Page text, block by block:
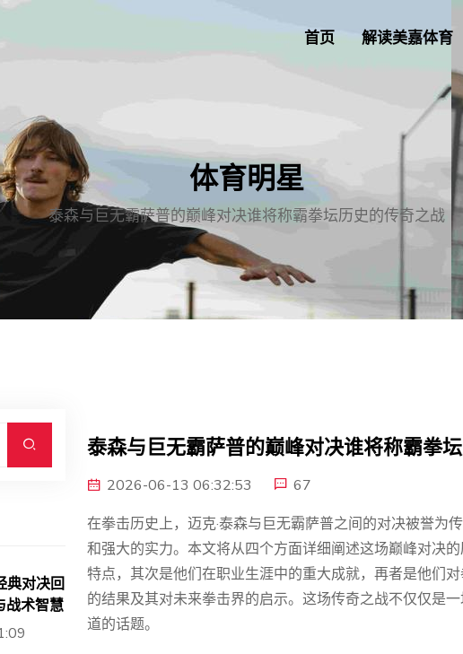
首页 解读美嘉体育
体育明星
泰森与巨无霸萨普的巅峰对决谁将称霸拳坛历史的传奇之战
典对决回
战术智慧
泰森与巨无霸萨普的巅峰对决谁将称霸拳
2026-06-13 06:32:53
67
在拳击历史上，迈克·泰森与巨无霸萨普之间的对决被誉为
和强大的实力。本文将从四个方面详细阐述这场巅峰对决
特点，其次是他们在职业生涯中的重大成就，再者是他们
的结果及其对未来拳击界的启示。这场传奇之战不仅仅是
道的话题。